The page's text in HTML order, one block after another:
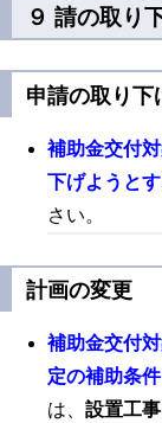
９ 請の取り
申請の取り下
補助金交付
下げようと
さい。
計画の変更
補助金交付
定の補助条
は、 設置工